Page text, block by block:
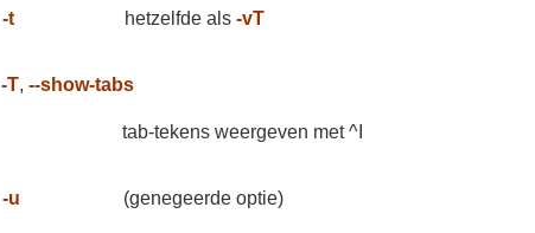
-t hetzelfde als -vT
-T,--show-tabs
tab-tekens weergeven met ^I
-u (genegeerde optie)